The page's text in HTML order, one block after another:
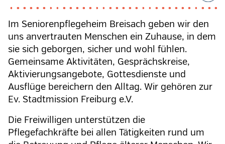
Im Seniorenpflegeheim Breisach geben wir den
uns anvertrauten Menschen ein Zuhause, in dem
sie sich geborgen, sicher und wohl fühlen.
Gemeinsame Aktivitäten, Gesprächskreise,
Aktivierungsangebote, Gottesdienste und
Ausflüge bereichern den Alltag. Wir gehören zur
Ev. Stadtmission Freiburg e.V.
Die Freiwilligen unterstützen die
Pflegefachkräfte bei allen Tätigkeiten rund um